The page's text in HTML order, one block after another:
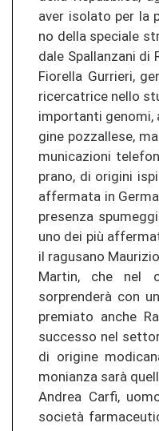
aver iso­la­to per la
no della spe­cia­le
da­le Spal­lan­za­ni di
Fiorel­la Gur­rie­ri,
ri­cer­ca­tri­ce nello
im­por­tan­ti ge­no­mi,
gi­ne po­z­zal­le­se,
mu­ni­ca­zio­ni
pra­no, di ori­gi­ni
af­fer­ma­ta in
pre­sen­za
uno dei più
il ra­gu­s­a­no
Mar­tin, che nel
sorprenderà con
pre­mia­to anche
suc­ces­so nel
di ori­gi­ne
mo­nian­za sarà
An­drea Carfi,
società